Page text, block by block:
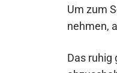
Um zum
nehmen,
Das ruhig